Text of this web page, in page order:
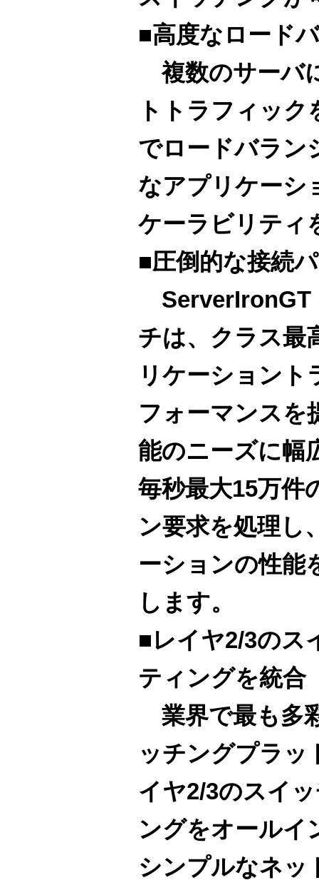
■高度なロード
複数のサーバ
トトラフィッ
でロードバラン
なアプリケーシ
ケーラビリティ
■圧倒的な接続
ServerIronGT
チは、クラス最
リケーショント
フォーマンスを
能のニーズに幅
毎秒最大15万件
ン要求を処理し
ーションの性能
します。
■レイヤ2/3のス
ティングを統合
業界で最も多
ッチングプラッ
イヤ2/3のスイ
ングをオールイ
シンプルなネッ